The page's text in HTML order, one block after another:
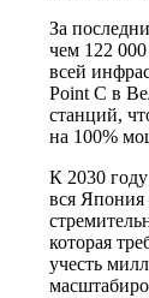
За
чем 122
всей
Point C в
станций,
на 100%
К 2030
вся Япония
которая
учесть